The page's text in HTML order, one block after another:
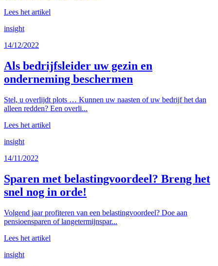
Lees het artikel
insight
14/12/2022
Als bedrijfsleider uw gezin en
onderneming beschermen
Stel, u overlijdt plots … Kunnen uw naasten of uw bedrijf het dan
alleen redden? Een overli...
Lees het artikel
insight
14/11/2022
Sparen met belastingvoordeel? Breng het
snel nog in orde!
Volgend jaar profiteren van een belastingvoordeel? Doe aan
pensioensparen of langetermijnspar...
Lees het artikel
insight